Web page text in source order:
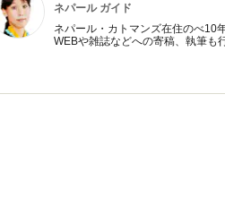
ネパール ガイド
ネパール・カトマンズ在住のべ10
WEBや雑誌などへの寄稿、執筆も